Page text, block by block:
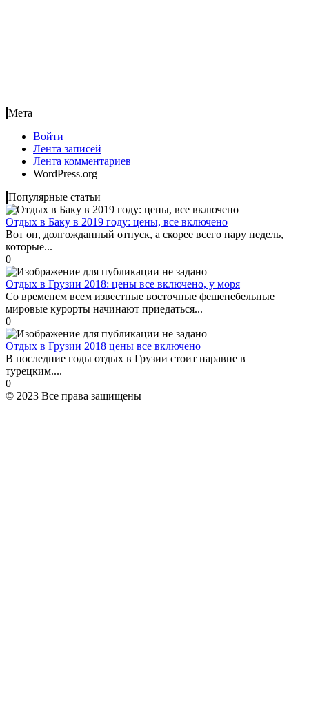
Мета
Войти
Лента записей
Лента комментариев
WordPress.org
Популярные статьи
Отдых в Баку в 2019 году: цены, все включено
Вот он, долгожданный отпуск, а скорее всего пару недель,
которые...
0
Отдых в Грузии 2018: цены все включено, у моря
Со временем всем известные восточные фешенебельные
мировые курорты начинают приедаться...
0
Отдых в Грузии 2018 цены все включено
В последние годы отдых в Грузии стоит наравне в
турецким....
0
© 2023 Все права защищены